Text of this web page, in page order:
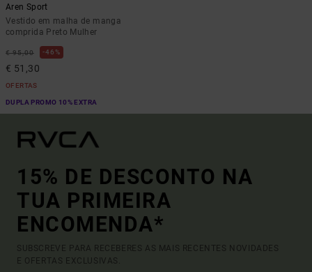
Aren Sport
Vestido em malha de manga
comprida Preto Mulher
€ 95,00 46%
€ 51,30
OFERTAS
DUPLA PROMO 10% EXTRA
15% DE DESCONTO NA
TUA PRIMEIRA
ENCOMENDA*
SUBSCREVE PARA RECEBERES AS MAIS RECENTES NOVIDADES
E OFERTAS EXCLUSIVAS.